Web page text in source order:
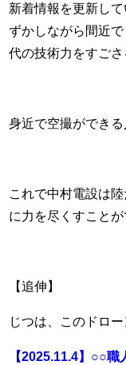
新着情報を更新し
ずかしながら間近
代の技術力をすご
身近で空撮ができ
これで中村電設は
に力を尽くすこと
【追伸】
じつは、このドロ
【2025.11.4】○○職